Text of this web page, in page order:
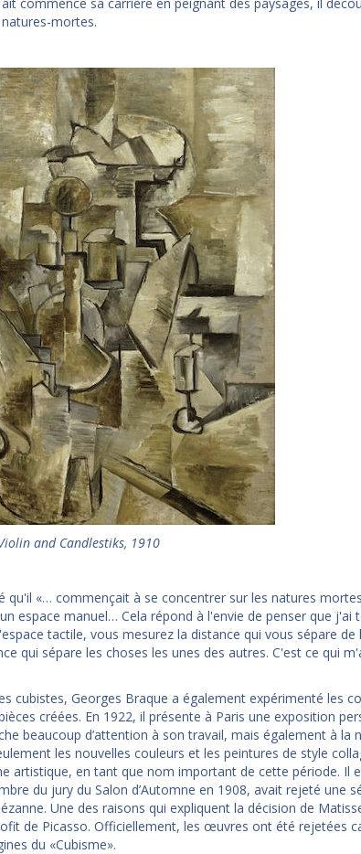
mortes.
and Candlestiks, 1910
qu'il «… commençait à se concentrer sur les natures
espace manuel… Cela répond à l'envie de penser que
tactile, vous mesurez la distance qui vous sépare
qui sépare les choses les unes des autres. C'est ce qui
cubistes, Georges Braque a également expérimenté les
créées. En 1922, il présente à Paris une exposition
beaucoup d’attention à son travail, mais également à la
les nouvelles couleurs et les peintures de style
artistique, en tant que nom important de cette période. Il
du jury du Salon d’Automne en 1908, avait rejeté une
Une des raisons qui expliquent la décision de
de Picasso. Officiellement, les œuvres ont été rejetées
du «Cubisme».